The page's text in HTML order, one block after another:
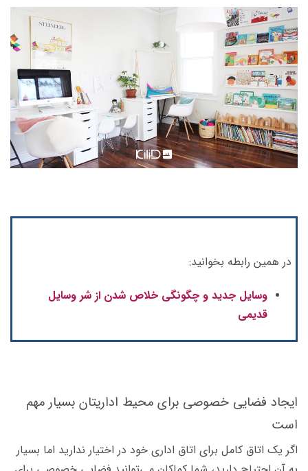
در همین رابطه بخوانید:
وسایل جدید و چگونگی خلاص شدن از شر وسایل
قدیمی
ایجاد فضایی خصوصی برای محیط اداریتان بسیار مهم
است
اگر یک اتاق کامل برای اتاق اداری خود در اختیار ندارید اما بسیار